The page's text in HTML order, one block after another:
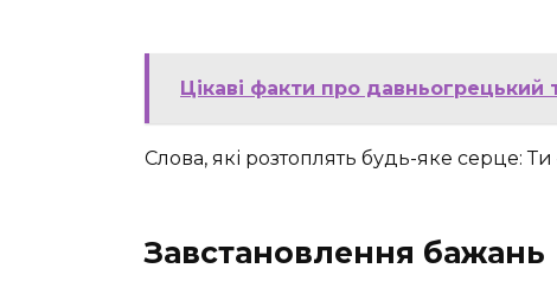
Цікаві факти про давньогрецький
Слова, які розтоплять будь-яке серце:
Завстановлення бажань